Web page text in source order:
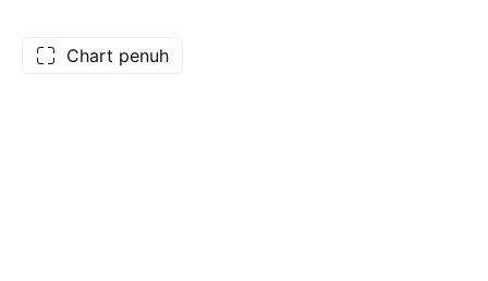
Chart penuh